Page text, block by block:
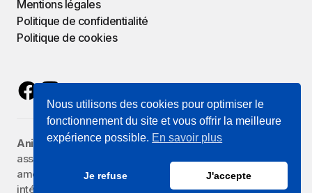
Mentions légales
Politique de confidentialité
Politique de cookies
Animal Timelineest porté parZoographie, une
association reconnue d'intérêt général qui œuvre à
améliorer la représentation des animaux et de leurs
intérêts.
Nous utilisons des cookies pour optimiser le
fonctionnement du site et vous offrir la meilleure
expérience possible. En savoir plus
Je refuse J'accepte